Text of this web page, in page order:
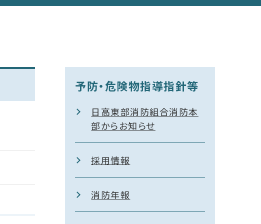
予防・危険物指導指針等
日高東部消防組合消防本
部からお知らせ
採用情報
消防年報